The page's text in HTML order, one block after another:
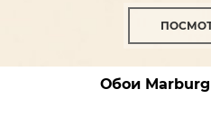
Обои Marburg